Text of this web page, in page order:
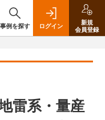
事例を探す ログイン
新規
会員登録
雷系・量産